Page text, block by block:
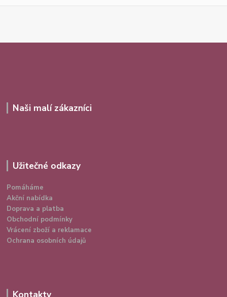
Naši malí zákazníci
Užitečné odkazy
Pomáháme
Akční nabídka
Doprava a platba
Obchodní podmínky
Vrácení zboží a reklamace
Ochrana osobních údajů
Kontakty